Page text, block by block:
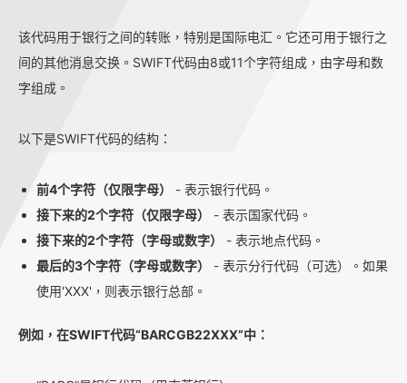
该代码用于银行之间的转账，特别是国际电汇。它还可用于银行之
间的其他消息交换。SWIFT代码由8或11个字符组成，由字母和数
字组成。
以下是SWIFT代码的结构：
前4个字符（仅限字母）
- 表示银行代码。
接下来的2个字符（仅限字母）
- 表示国家代码。
接下来的2个字符（字母或数字）
- 表示地点代码。
最后的3个字符（字母或数字）
- 表示分行代码（可选）。如果
使用'XXX'，则表示银行总部。
例如，在SWIFT代码“BARCGB22XXX”中：